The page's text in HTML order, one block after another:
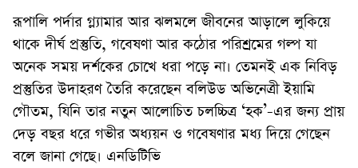
রূপালি পর্দার গ্ল্যামার আর ঝলমলে জীবনের আড়ালে লুকিয়ে
থাকে দীর্ঘ প্রস্তুতি, গবেষণা আর কঠোর পরিশ্রমের গল্প যা
অনেক সময় দর্শকের চোখে ধরা পড়ে না। তেমনই এক নিবিড়
প্রস্তুতির উদাহরণ তৈরি করেছেন বলিউড অভিনেত্রী ইয়ামি
গৌতম, যিনি তার নতুন আলোচিত চলচ্চিত্র ‘হক’-এর জন্য প্রায়
দেড় বছর ধরে গভীর অধ্যয়ন ও গবেষণার মধ্য দিয়ে গেছেন
বলে জানা গেছে। এনডিটিভি